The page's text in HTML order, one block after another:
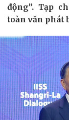
động”. Tạp
toàn văn phát